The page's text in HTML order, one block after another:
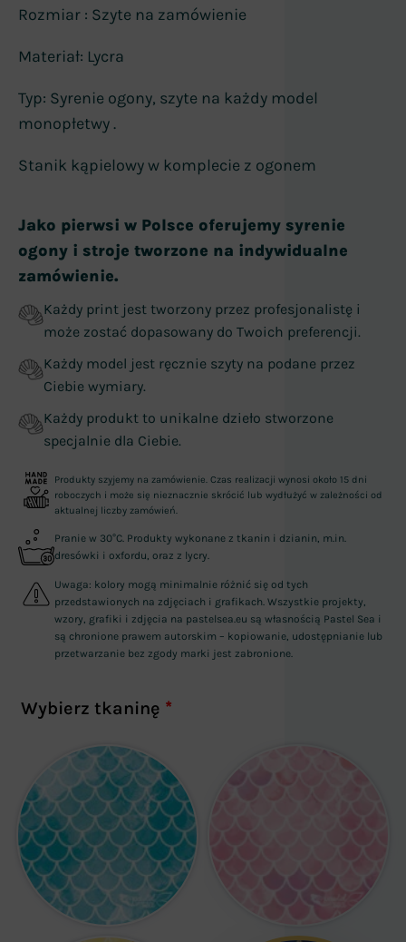
Rozmiar : Szyte na zamówienie
Materiał: Lycra
Typ: Syrenie ogony, szyte na każdy model
monopłetwy .
Stanik kąpielowy w komplecie z ogonem
Jako pierwsi w Polsce oferujemy syrenie
ogony i stroje tworzone na indywidualne
zamówienie.
Każdy print jest tworzony przez profesjonalistę i
może zostać dopasowany do Twoich preferencji.
Każdy model jest ręcznie szyty na podane przez
Ciebie wymiary.
Każdy produkt to unikalne dzieło stworzone
specjalnie dla Ciebie.
Produkty szyjemy na zamówienie. Czas realizacji wynosi około 15 dni
roboczych i może się nieznacznie skrócić lub wydłużyć w zależności od
aktualnej liczby zamówień.
Pranie w 30°C. Produkty wykonane z tkanin i dzianin, m.in.
dresówki i oxfordu, oraz z lycry.
Uwaga: kolory mogą minimalnie różnić się od tych
przedstawionych na zdjęciach i grafikach. Wszystkie projekty,
wzory, grafiki i zdjęcia na pastelsea.eu są własnością Pastel Sea i
są chronione prawem autorskim – kopiowanie, udostępnianie lub
przetwarzanie bez zgody marki jest zabronione.
Wybierz tkaninę *